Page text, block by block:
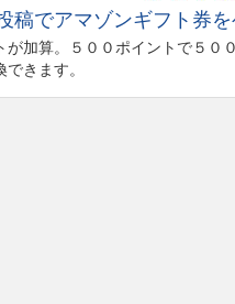
稿でアマゾンギフト券を
が加算。５００ポイントで５０
きます。